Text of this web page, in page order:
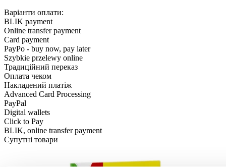
Варіанти оплати:
BLIK payment
Online transfer payment
Card payment
PayPo - buy now, pay later
Szybkie przelewy online
Традиційний переказ
Оплата чеком
Накладений платіж
Advanced Card Processing
PayPal
Digital wallets
Click to Pay
BLIK, online transfer payment
Супутні товари